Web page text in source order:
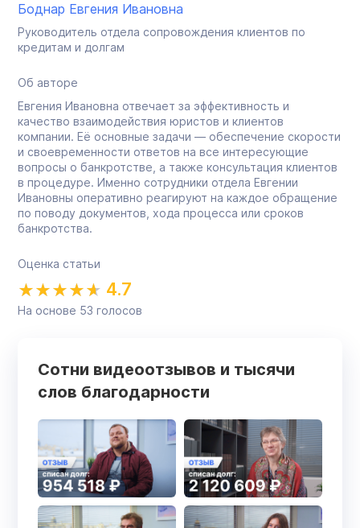
Боднар Евгения Ивановна
Руководитель отдела сопровождения клиентов по
кредитам и долгам
Об авторе
Евгения Ивановна отвечает за эффективность и
качество взаимодействия юристов и клиентов
компании. Её основные задачи — обеспечение скорости
и своевременности ответов на все интересующие
вопросы о банкротстве, а также консультация клиентов
в процедуре. Именно сотрудники отдела Евгении
Ивановны оперативно реагируют на каждое обращение
по поводу документов, хода процесса или сроков
банкротства.
Оценка статьи
4.7
На основе 53 голосов
Сотни видеоотзывов и тысячи
слов благодарности